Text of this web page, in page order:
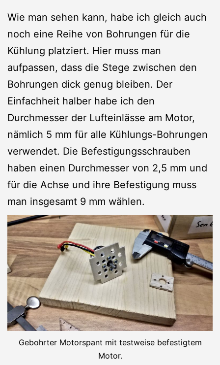
Wie man sehen kann, habe ich gleich auch
noch eine Reihe von Bohrungen für die
Kühlung platziert. Hier muss man
aufpassen, dass die Stege zwischen den
Bohrungen dick genug bleiben. Der
Einfachheit halber habe ich den
Durchmesser der Lufteinlässe am Motor,
nämlich 5 mm für alle Kühlungs-Bohrungen
verwendet. Die Befestigungsschrauben
haben einen Durchmesser von 2,5 mm und
für die Achse und ihre Befestigung muss
man insgesamt 9 mm wählen.
Gebohrter Motorspant mit testweise befestigtem
Motor.